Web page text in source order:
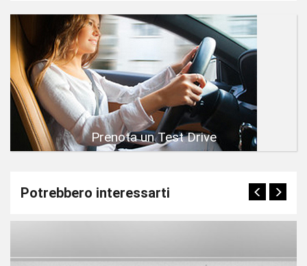
Prenota un Test Drive
Potrebbero interessarti